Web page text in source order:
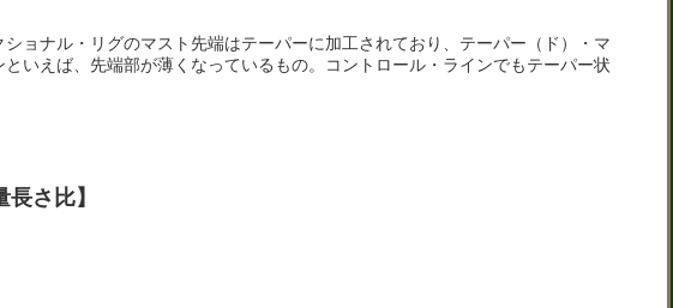
ョナル・リグのマスト先端はテーパーに加工されており、テーパー（ド）・マ
いえば、先端部が薄くなっているもの。コントロール・ラインでもテーパー状
さ比】